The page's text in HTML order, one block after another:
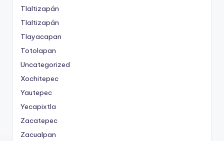
Tlaltizapán
Tlaltizapán
Tlayacapan
Totolapan
Uncategorized
Xochitepec
Yautepec
Yecapixtla
Zacatepec
Zacualpan